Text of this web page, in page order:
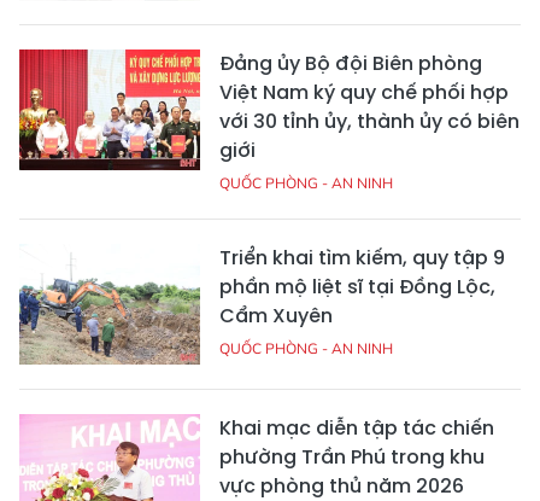
Đảng ủy Bộ đội Biên phòng
Việt Nam ký quy chế phối hợp
với 30 tỉnh ủy, thành ủy có biên
giới
QUỐC PHÒNG - AN NINH
Triển khai tìm kiếm, quy tập 9
phần mộ liệt sĩ tại Đồng Lộc,
Cẩm Xuyên
QUỐC PHÒNG - AN NINH
Khai mạc diễn tập tác chiến
phường Trần Phú trong khu
vực phòng thủ năm 2026